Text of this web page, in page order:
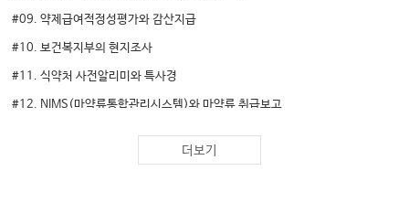
#09. 약제급여적정성평가와 감산지급
#10. 보건복지부의 현지조사
#11. 식약처 사전알리미와 특사경
#12. NIMS(마약류통합관리시스템)와 마약류 취급보고
02. 환자가 요청하는 서류 - 발급원칙과 요령
더보기